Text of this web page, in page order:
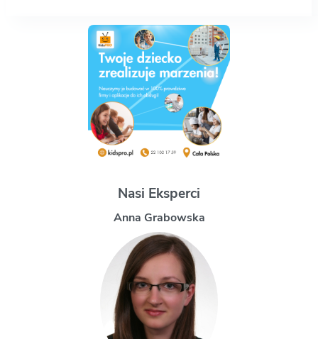
Nasi Eksperci
Magdalena Uchman